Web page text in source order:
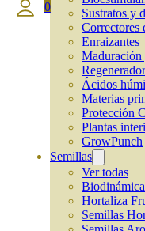
Sustratos y
Correctores
Enraizantes
Maduración
Ácidos
Materias
Protección
Plantas
GrowPunch
Semillas
Ver todas
Hortaliza
Semillas
0